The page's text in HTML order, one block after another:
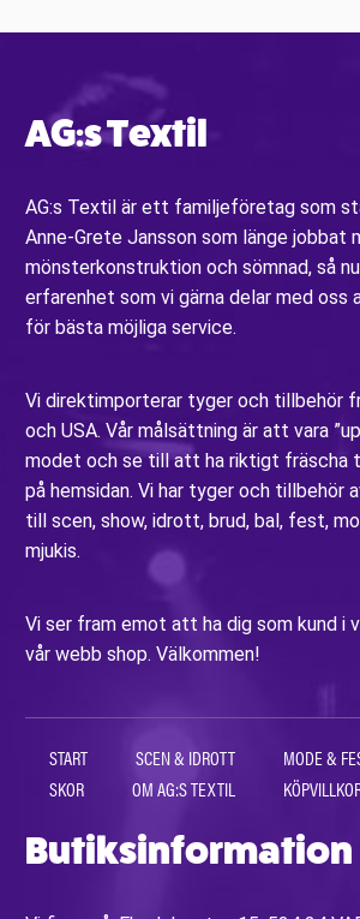
AG:s Textil
AG:s Textil är ett familjeföretag som
Anne-Grete Jansson som länge jobbat
mönsterkonstruktion och sömnad, så
erfarenhet som vi gärna delar med oss
för bästa möjliga service.
Vi direktimporterar tyger och tillbehör
och USA. Vår målsättning är att vara
modet och se till att ha riktigt fräscha
på hemsidan. Vi har tyger och tillbehör
till scen, show, idrott, brud, bal, fest,
mjukis.
Vi ser fram emot att ha dig som kund i
vår webb shop. Välkommen!
START SCEN & IDROTT MODE &
SKOR
OM AG:S TEXTIL
Butiksinformation